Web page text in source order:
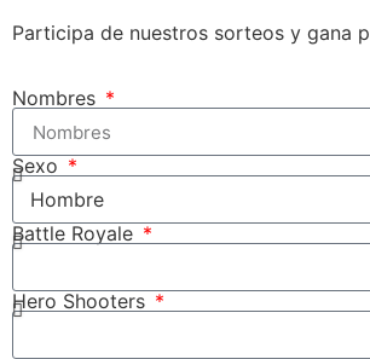
Participa de nuestros sorteos y gana
Nombres
Sexo
Battle Royale
Hero Shooters